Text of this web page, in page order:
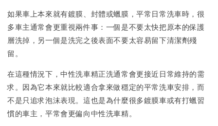
如果車上本來就有鍍膜、封體或蠟膜，平常日常洗車時，很
多車主通常會更重視兩件事：一個是不要太快把原本的保護
層洗掉，另一個是洗完之後表面不要太容易留下清潔劑殘
留。
在這種情況下，中性洗車精正洗通常會更接近日常維持的需
求。因為它本來就比較適合拿來做穩定的平常洗車安排，而
不是只追求泡沫表現。這也是為什麼很多鍍膜車或有打蠟習
慣的車主，平常會更偏向中性洗車精。